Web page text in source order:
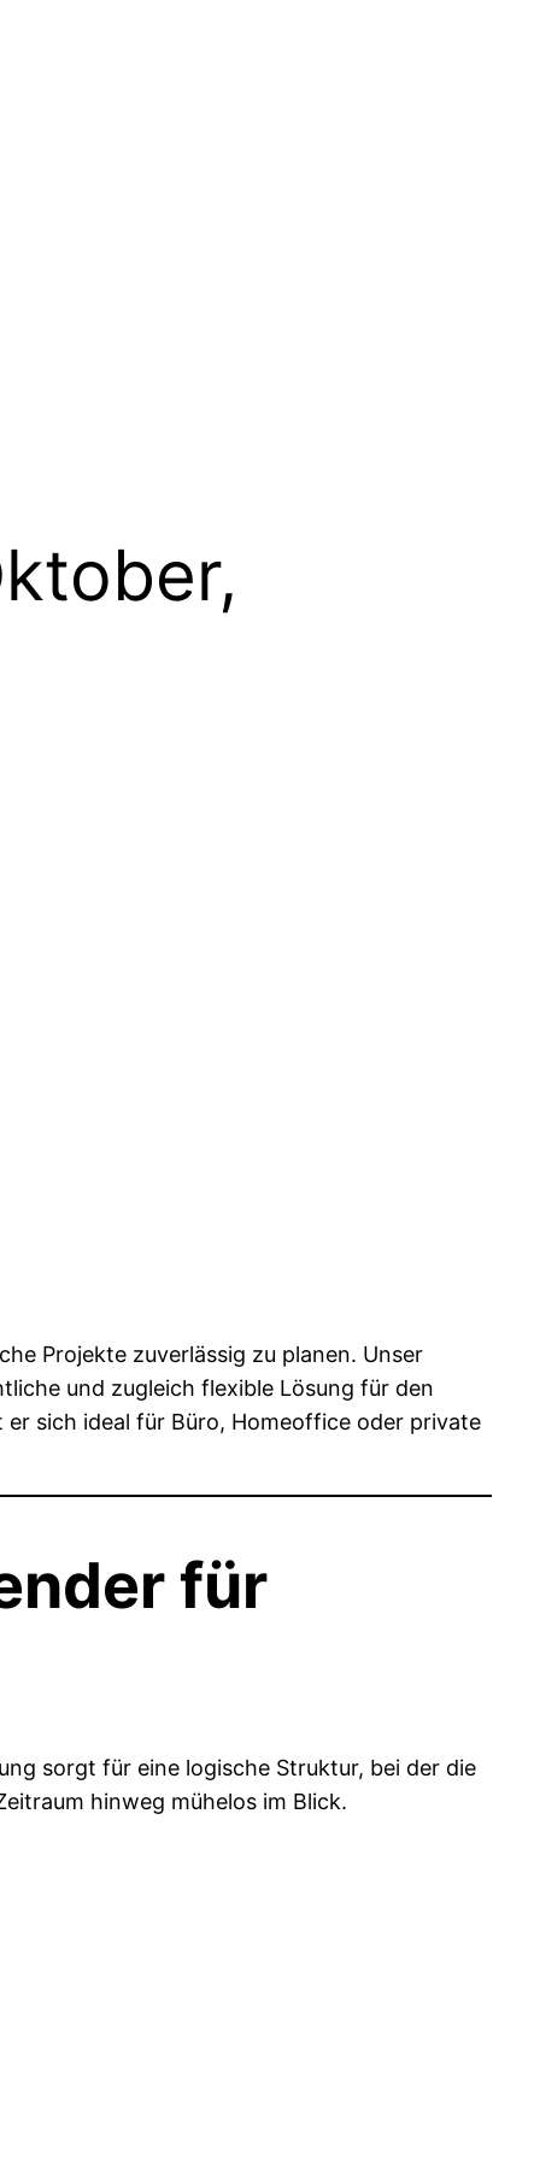
Projekte zuverlässig zu planen. Unser
und zugleich flexible Lösung für den
er sich ideal für Büro, Homeoffice oder private
für
sorgt für eine logische Struktur, bei der die
hinweg mühelos im Blick.